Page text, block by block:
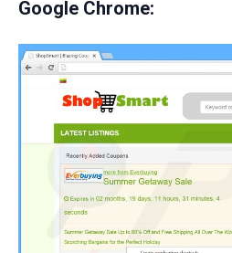
Google Chrome: